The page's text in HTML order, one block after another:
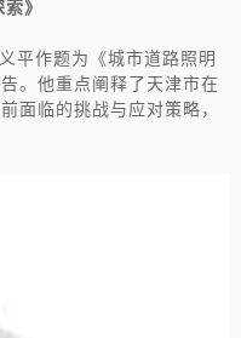
索》
平作题为《城市道路照明
。他重点阐释了天津市在
面临的挑战与应对策略，